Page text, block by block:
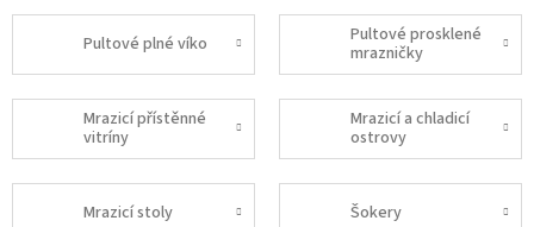
Pultové plné víko
Pultové prosklené
mrazničky
Mrazicí přístěnné
vitríny
Mrazicí a chladicí
ostrovy
Mrazicí stoly Šokery